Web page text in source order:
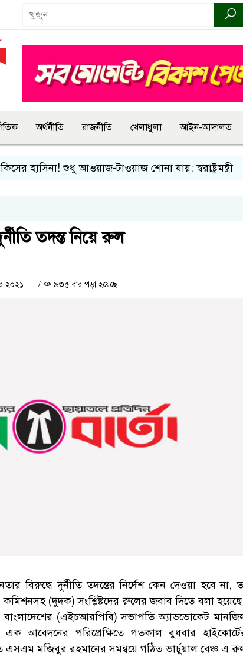
অর্থনীতি রাজনীতি খেলাধুলা আইন-আদালত
হাসিনা! শুধু আওয়াজ-টাওয়াজ শোনা যায়: স্বরাষ্ট্রমন্ত্রী
তদন্ত নিয়ে রুল
২০২১ / ৯৩৫ বার পড়া হয়েছে
বিরুদ্ধে দুর্নীতি তদন্তের নির্দেশ কেন দেওয়া হবে না,
(দুদক) সংশ্লিষ্টদের রুলের জবাব দিতে বলা
বাংলাদেশের (এইচআরপিবি) সভাপতি অ্যাডভোকেট
আবেদনের পরিপ্রেক্ষিতে গতকাল বুধবার
মজিবুর রহমানের সমন্বয়ে গঠিত ভার্চুয়াল বেঞ্চ এ